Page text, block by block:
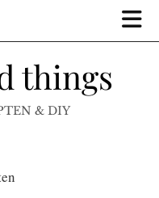
things
& DIY